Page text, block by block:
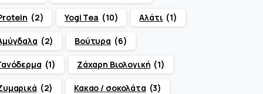
(2) Yogi Tea (10) Αλάτι (1)
(2) Βούτυρα (6)
(1) Ζάχαρη Βιολογική (1)
(2) Κακαο / σοκολάτα (3)